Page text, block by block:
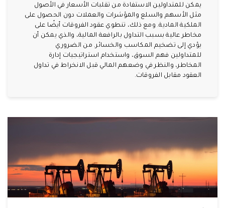
يمكن للمتداولين الاستفادة من تقلبات الأسعار في الأصول
مثل الأسهم والسلع والمؤشرات والعملات دون الحصول على
الملكية المادية. ومع ذلك، تنطوي عقود الفروقات أيضًا على
مخاطر عالية بسبب التداول بالرافعة المالية، والذي يمكن أن
يؤدي إلى تضخيم المكاسب والخسائر. من الضروري
للمتداولين فهم السوق، واستخدام استراتيجيات إدارة
المخاطر، والنظر في وضعهم المالي قبل الانخراط في تداول
العقود مقابل الفروقات.